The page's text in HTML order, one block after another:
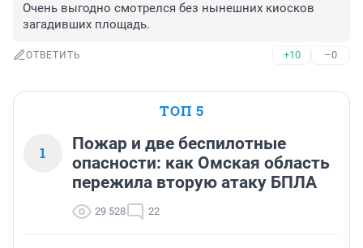
Очень выгодно смотрелся без нынешних киосков
загадивших площадь.
ОТВЕТИТЬ +10 –0
ТОП 5
1
Пожар и две беспилотные
опасности: как Омская область
пережила вторую атаку БПЛА
29 528 22